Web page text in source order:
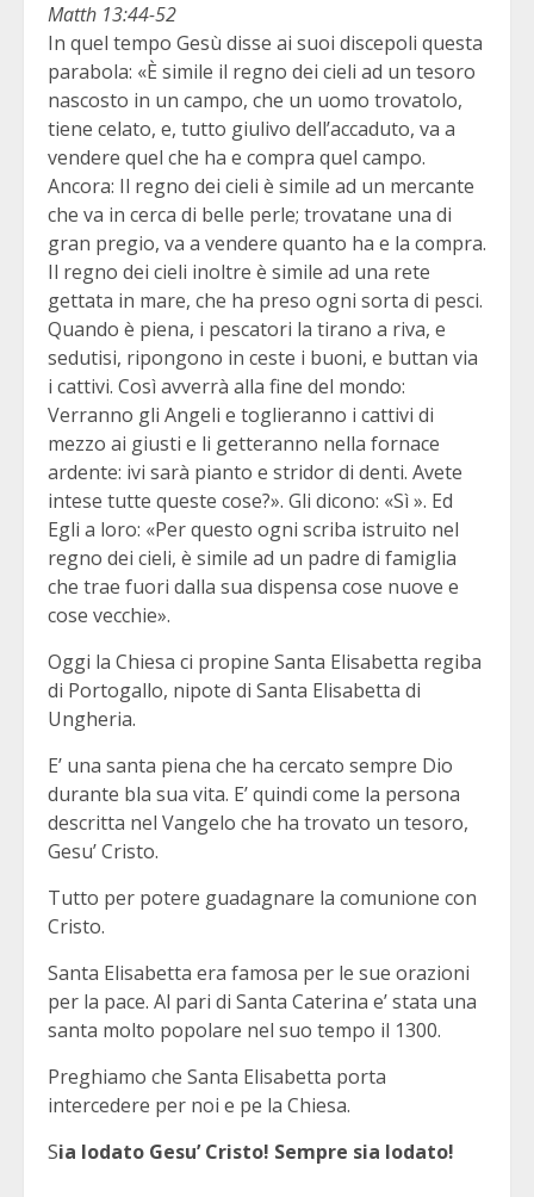
Matth 13:44-52
In quel tempo Gesù disse ai suoi discepoli questa
parabola: «È simile il regno dei cieli ad un tesoro
nascosto in un campo, che un uomo trovatolo,
tiene celato, e, tutto giulivo dell’accaduto, va a
vendere quel che ha e compra quel campo.
Ancora: Il regno dei cieli è simile ad un mercante
che va in cerca di belle perle; trovatane una di
gran pregio, va a vendere quanto ha e la compra.
Il regno dei cieli inoltre è simile ad una rete
gettata in mare, che ha preso ogni sorta di pesci.
Quando è piena, i pescatori la tirano a riva, e
sedutisi, ripongono in ceste i buoni, e buttan via
i cattivi. Così avverrà alla fine del mondo:
Verranno gli Angeli e toglieranno i cattivi di
mezzo ai giusti e li getteranno nella fornace
ardente: ivi sarà pianto e stridor di denti. Avete
intese tutte queste cose?». Gli dicono: «Sì ». Ed
Egli a loro: «Per questo ogni scriba istruito nel
regno dei cieli, è simile ad un padre di famiglia
che trae fuori dalla sua dispensa cose nuove e
cose vecchie».
Oggi la Chiesa ci propine Santa Elisabetta regiba
di Portogallo, nipote di Santa Elisabetta di
Ungheria.
E’ una santa piena che ha cercato sempre Dio
durante bla sua vita. E’ quindi come la persona
descritta nel Vangelo che ha trovato un tesoro,
Gesu’ Cristo.
Tutto per potere guadagnare la comunione con
Cristo.
Santa Elisabetta era famosa per le sue orazioni
per la pace. Al pari di Santa Caterina e’ stata una
santa molto popolare nel suo tempo il 1300.
Preghiamo che Santa Elisabetta porta
intercedere per noi e pe la Chiesa.
Sia lodato Gesu’ Cristo! Sempre sia lodato!